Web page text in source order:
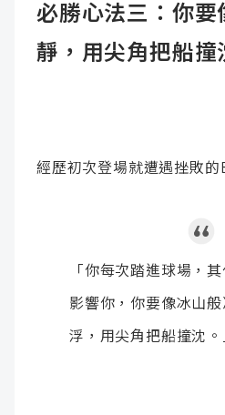
必勝心法三：你要
靜，用尖角把船撞
經歷初次登場就遭遇挫敗的
「你每次踏進球場，
影響你，你要像冰山
浮，用尖角把船撞沈。